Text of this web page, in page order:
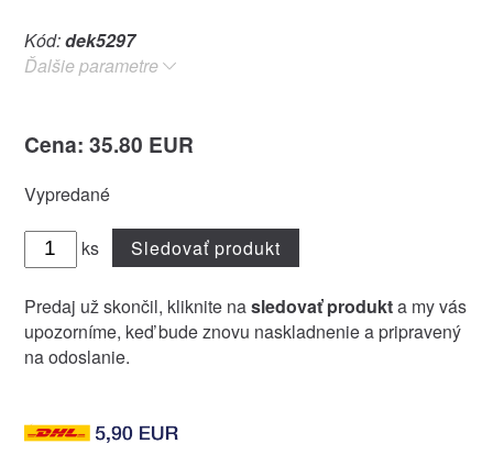
Kód:dek5297
Ďalšie parametre
Cena: 35.80 EUR
Vypredané
ks Sledovať produkt
Predaj už skončil, kliknite nasledovať produkta my vás
upozorníme, keď bude znovu naskladnenie a pripravený
na odoslanie.